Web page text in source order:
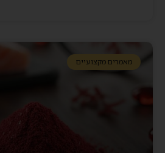
מאמרים מקצועיים